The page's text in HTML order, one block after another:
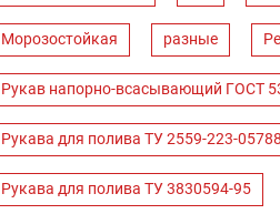
Морозостойкая разные
Рукав напорно-всасывающий ГОСТ
Рукава для полива ТУ 2559-223-
Рукава для полива ТУ 3830594-95